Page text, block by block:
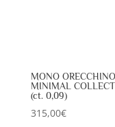
MONO
MINIMAL
(ct. 0,09)
315,00€